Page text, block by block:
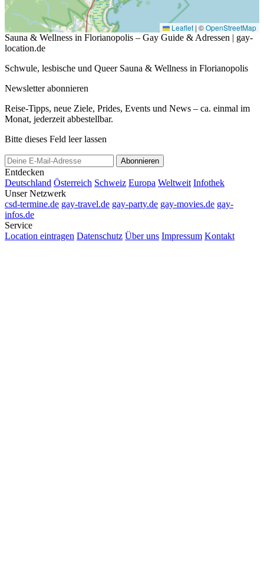
Leaflet | ©OpenStreetMap
Sauna & Wellness in Florianopolis – Gay Guide & Adressen | gay-
location.de
Schwule, lesbische und Queer Sauna & Wellness in Florianopolis
Newsletter abonnieren
Reise-Tipps, neue Ziele, Prides, Events und News – ca. einmal im
Monat, jederzeit abbestellbar.
Bitte dieses Feld leer lassen
Abonnieren
Entdecken
Deutschland Österreich Schweiz Europa Weltweit Infothek
Unser Netzwerk
csd-termine.de gay-travel.de gay-party.de gay-movies.de gay-
infos.de
Service
Location eintragen Datenschutz Über uns Impressum Kontakt